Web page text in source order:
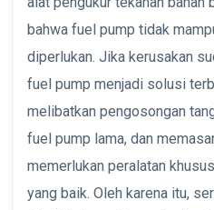
bahwa fuel pump tidak
diperlukan. Jika kerusakan
fuel pump menjadi solusi
melibatkan pengosongan
fuel pump lama, dan
memerlukan peralatan
yang baik. Oleh karena itu,